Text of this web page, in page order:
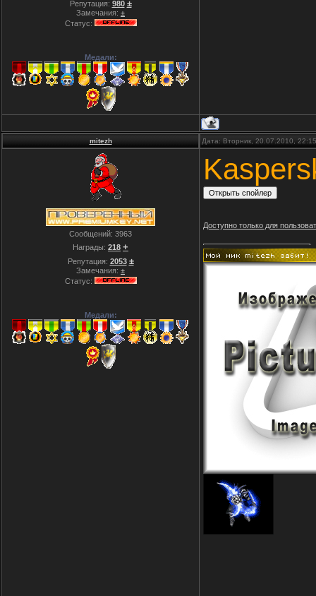
Репутация: 980 ±
Замечания: ±
Статус:
Медали:
mitezh Дата: Вторник, 20.07.2010,
Сообщений: 3963
Награды: 218 +
Репутация: 2053 ±
Замечания: ±
Статус:
Медали:
Доступно только для